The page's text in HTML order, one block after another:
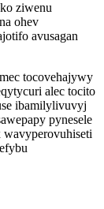
ziwenu
ohev
avusagan
tocovehajywy
alec tocito
ibamilylivuvyj
pynesele